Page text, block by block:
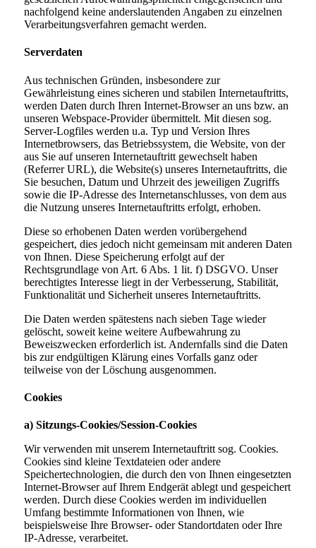
nachfolgend keine anderslautenden Angaben zu einzelnen
Verarbeitungsverfahren gemacht werden.
Serverdaten
Aus technischen Gründen, insbesondere zur
Gewährleistung eines sicheren und stabilen Internetauftritts,
werden Daten durch Ihren Internet-Browser an uns bzw. an
unseren Webspace-Provider übermittelt. Mit diesen sog.
Server-Logfiles werden u.a. Typ und Version Ihres
Internetbrowsers, das Betriebssystem, die Website, von der
aus Sie auf unseren Internetauftritt gewechselt haben
(Referrer URL), die Website(s) unseres Internetauftritts, die
Sie besuchen, Datum und Uhrzeit des jeweiligen Zugriffs
sowie die IP-Adresse des Internetanschlusses, von dem aus
die Nutzung unseres Internetauftritts erfolgt, erhoben.
Diese so erhobenen Daten werden vorübergehend
gespeichert, dies jedoch nicht gemeinsam mit anderen Daten
von Ihnen. Diese Speicherung erfolgt auf der
Rechtsgrundlage von Art. 6 Abs. 1 lit. f) DSGVO. Unser
berechtigtes Interesse liegt in der Verbesserung, Stabilität,
Funktionalität und Sicherheit unseres Internetauftritts.
Die Daten werden spätestens nach sieben Tage wieder
gelöscht, soweit keine weitere Aufbewahrung zu
Beweiszwecken erforderlich ist. Andernfalls sind die Daten
bis zur endgültigen Klärung eines Vorfalls ganz oder
teilweise von der Löschung ausgenommen.
Cookies
a) Sitzungs-Cookies/Session-Cookies
Wir verwenden mit unserem Internetauftritt sog. Cookies.
Cookies sind kleine Textdateien oder andere
Speichertechnologien, die durch den von Ihnen eingesetzten
Internet-Browser auf Ihrem Endgerät ablegt und gespeichert
werden. Durch diese Cookies werden im individuellen
Umfang bestimmte Informationen von Ihnen, wie
beispielsweise Ihre Browser- oder Standortdaten oder Ihre
IP-Adresse, verarbeitet.